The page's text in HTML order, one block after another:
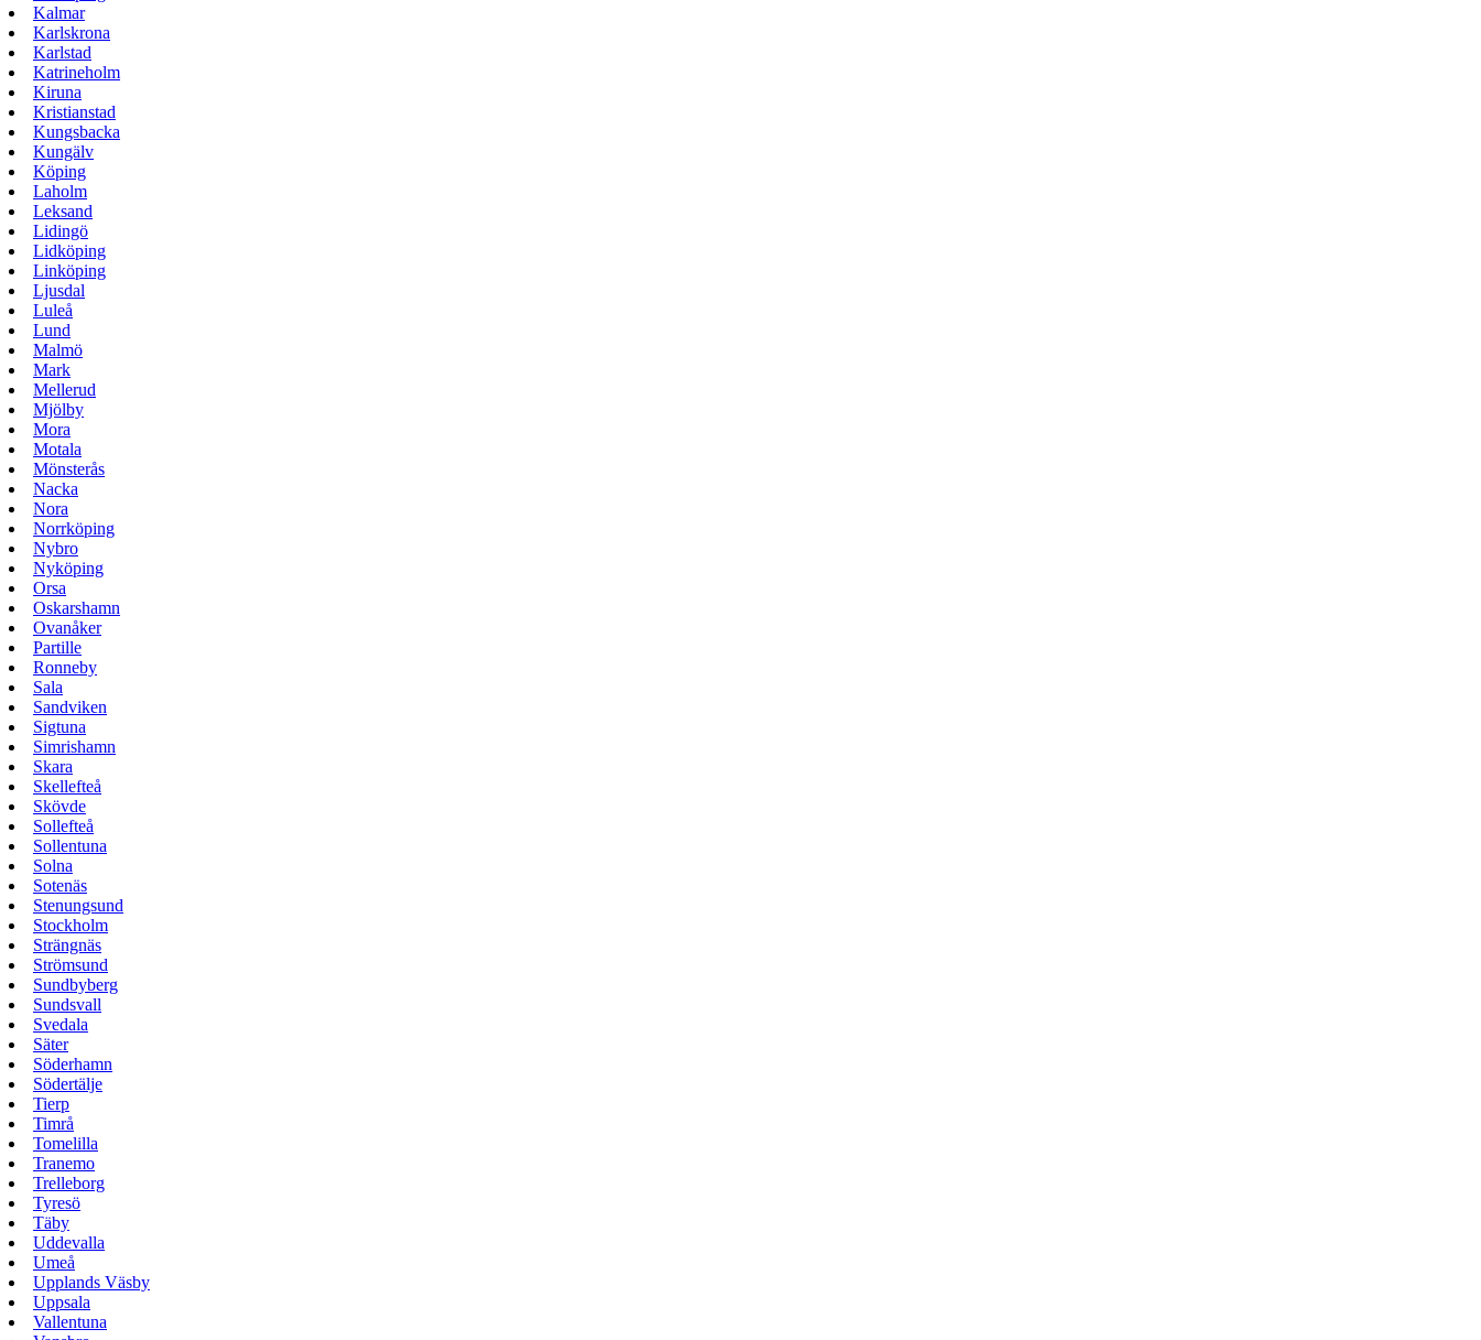
Kalmar
Karlskrona
Karlstad
Katrineholm
Kiruna
Kristianstad
Kungsbacka
Kungälv
Köping
Laholm
Leksand
Lidingö
Lidköping
Linköping
Ljusdal
Luleå
Lund
Malmö
Mark
Mellerud
Mjölby
Mora
Motala
Mönsterås
Nacka
Nora
Norrköping
Nybro
Nyköping
Orsa
Oskarshamn
Ovanåker
Partille
Ronneby
Sala
Sandviken
Sigtuna
Simrishamn
Skara
Skellefteå
Skövde
Sollefteå
Sollentuna
Solna
Sotenäs
Stenungsund
Stockholm
Strängnäs
Strömsund
Sundbyberg
Sundsvall
Svedala
Säter
Söderhamn
Södertälje
Tierp
Timrå
Tomelilla
Tranemo
Trelleborg
Tyresö
Täby
Uddevalla
Umeå
Upplands Väsby
Uppsala
Vallentuna